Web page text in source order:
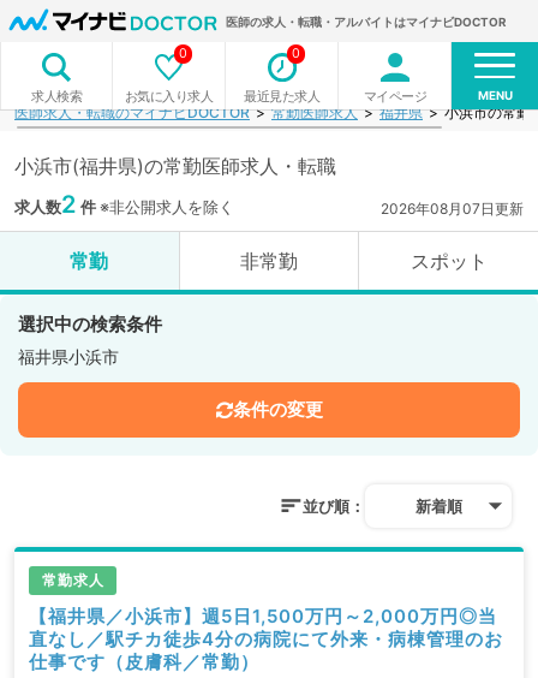
医師の求人・転職・アルバイトはマイナビDOCTOR
求人検索 お気に入り求人
0
最近見た求人
0
マイページ MENU
医師求人・転職のマイナビDOCTOR 常勤医師求人 福井県 小浜市の常勤
小浜市(福井県)の常勤医師求人・転職
求人数2 件※非公開求人を除く 2026年08月07日更新
常勤 非常勤 スポット
選択中の検索条件
福井県小浜市
条件の変更
並び順： 新着順
常勤求人
【福井県／小浜市】週5日1,500万円～2,000万円◎当
直なし／駅チカ徒歩4分の病院にて外来・病棟管理のお
仕事です（皮膚科／常勤）